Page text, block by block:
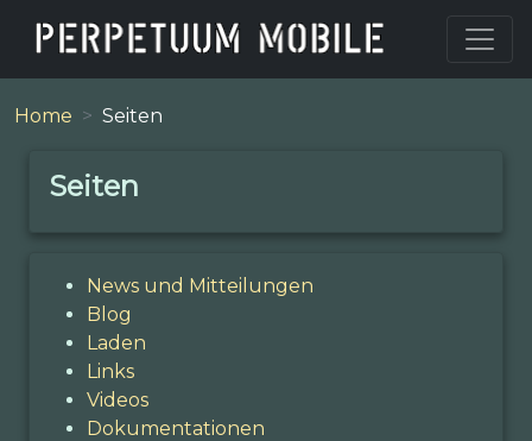
Home Seiten
Seiten
News und Mitteilungen
Blog
Laden
Links
Videos
Dokumentationen